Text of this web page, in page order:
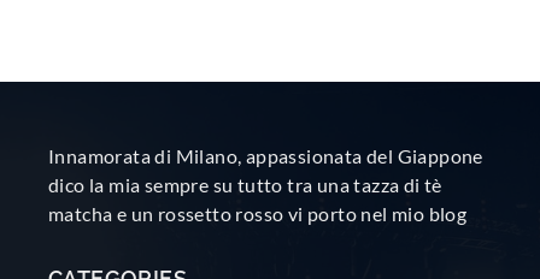
Innamorata di Milano, appassionata del Giappone
dico la mia sempre su tutto tra una tazza di tè
matcha e un rossetto rosso vi porto nel mio blog